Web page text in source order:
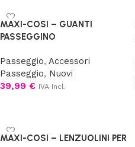
MAXI-COSI – GUANTI
PASSEGGINO
Passeggio, Accessori
Passeggio, Nuovi
39,99 € IVA Incl.
MAXI-COSI – LENZUOLINI PER